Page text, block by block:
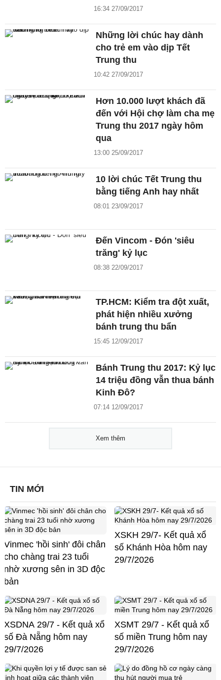
16:34 27/09/2017
Những lời chúc hay dành
cho trẻ em vào dịp Tết
Trung thu
10:42 27/09/2017
Hơn 10.000 lượt khách đã
đến với Hội chợ làm cha mẹ
Trung thu 2017 ngày hôm
qua
13:00 25/09/2017
10 lời chúc Tết Trung thu
bằng tiếng Anh hay nhất
08:01 23/09/2017
Đến Vincom - Đón 'siêu
trăng' kỷ lục
08:38 22/09/2017
TP.HCM: Kiểm tra đột xuất,
phát hiện nhiều xưởng
bánh trung thu bẩn
15:45 12/09/2017
Bánh Trung thu 2017: Kỷ lục
14 triệu đồng vẫn thua bánh
Kinh Đô?
07:14 12/09/2017
Xem thêm
TIN MỚI
Vinmec 'hồi sinh' đôi chân
cho chàng trai 23 tuổi
nhờ xương sên in 3D độc
bản
XSKH 29/7- Kết quả xổ
số Khánh Hòa hôm nay
29/7/2026
XSDNA 29/7 - Kết quả xổ
số Đà Nẵng hôm nay
29/7/2026
XSMT 29/7 - Kết quả xổ
số miền Trung hôm nay
29/7/2026